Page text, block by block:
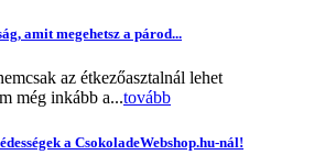
amit megehetsz a párod...
az étkezőasztalnál lehet
még inkább a...tovább
a CsokoladeWebshop.hu-nál!